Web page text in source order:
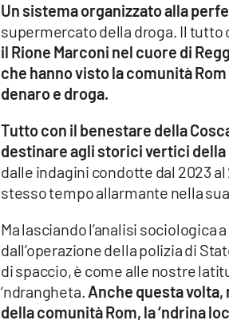
Vai
Un sistema organizzato alla
supermercato della droga. Il
il Rione Marconi nel cuore di
che hanno visto la comunità
denaro e droga.
Tutto con il benestare della
destinare agli storici vertici
dalle indagini condotte dal 2023
stesso tempo allarmante nella
Ma lasciando l’analisi
dall’operazione della polizia di
di spaccio, è come alle nostre
‘ndrangheta. Anche questa
della comunità Rom, la ‘ndrina